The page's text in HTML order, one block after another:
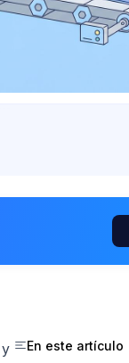
En este artículo